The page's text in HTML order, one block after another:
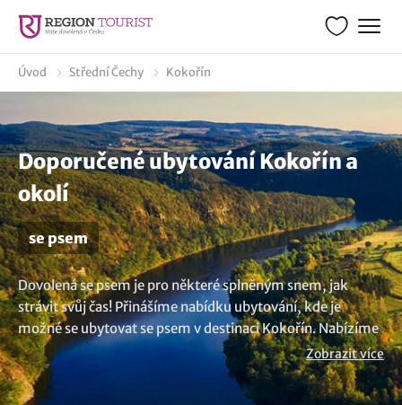
Úvod Střední Čechy Kokořín
Doporučené ubytování Kokořín a
okolí
se psem
Dovolená se psem je pro některé splněným snem, jak
strávit svůj čas! Přinášíme nabídku ubytování, kde je
možné se ubytovat se psem v destinaci Kokořín. Nabízíme
místa, která srdečně uvítají vašeho domácího mazlíčka. A
jaké ubytování se psem nebo kočkou si vybrat? Záleží na
preferencích hosta, v nabídce máme hotely, penziony,
Zobrazit více